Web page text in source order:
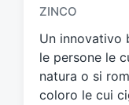
a
g
a
t
o
ZINCO
Un innovativo
le persone le
natura o si
coloro le cui